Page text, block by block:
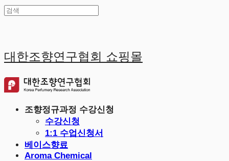
대한조향연구협회 쇼핑몰
조향정규과정 수강신청
수강신청
1:1 수업신청서
베이스향료
Aroma Chemical